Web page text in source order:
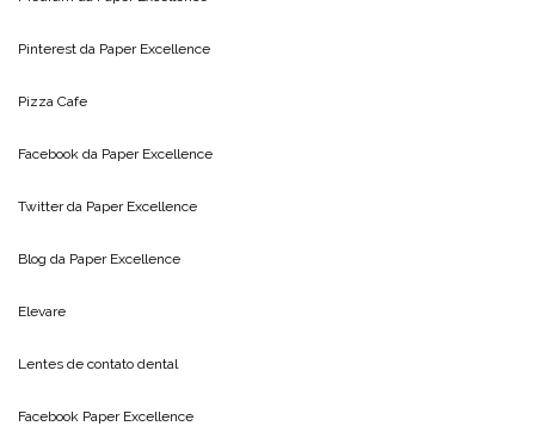
Pinterest da Paper Excellence
Pizza Cafe
Facebook da Paper Excellence
Twitter da Paper Excellence
Blog da Paper Excellence
Elevare
Lentes de contato dental
Facebook Paper Excellence